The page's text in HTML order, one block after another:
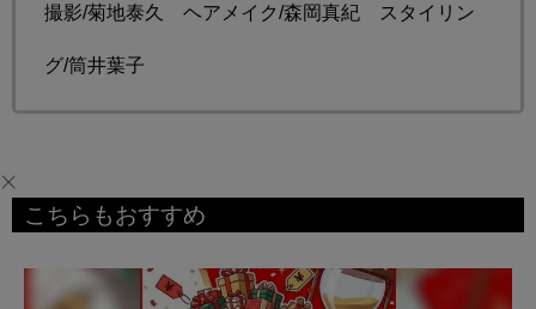
撮影/菊地泰久 ヘアメイク/森岡真紀 スタイリン
グ/筒井葉子
こちらもおすすめ